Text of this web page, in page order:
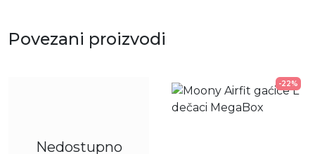
Povezani proizvodi
Nedostupno
-22%